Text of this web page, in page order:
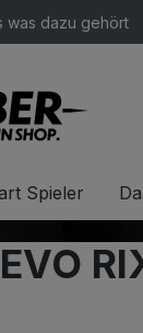
was dazu gehört
Spieler